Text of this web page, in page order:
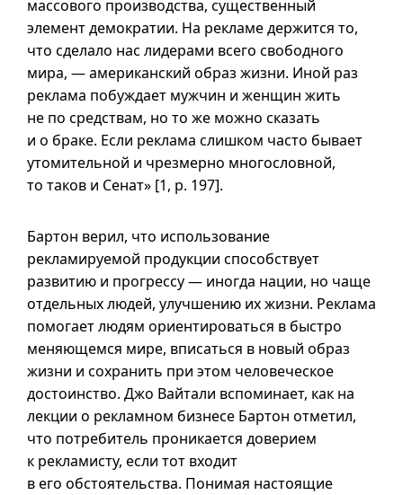
массового производства, существенный
элемент демократии. На рекламе держится то,
что сделало нас лидерами всего свободного
мира, — американский образ жизни. Иной раз
реклама побуждает мужчин и женщин жить
не по средствам, но то же можно сказать
и о браке. Если реклама слишком часто бывает
утомительной и чрезмерно многословной,
то таков и Сенат» [1, p. 197].
Бартон верил, что использование
рекламируемой продукции способствует
развитию и прогрессу — иногда нации, но чаще
отдельных людей, улучшению их жизни. Реклама
помогает людям ориентироваться в быстро
меняющемся мире, вписаться в новый образ
жизни и сохранить при этом человеческое
достоинство. Джо Вайтали вспоминает, как на
лекции о рекламном бизнесе Бартон отметил,
что потребитель проникается доверием
к рекламисту, если тот входит
в его обстоятельства. Понимая настоящие